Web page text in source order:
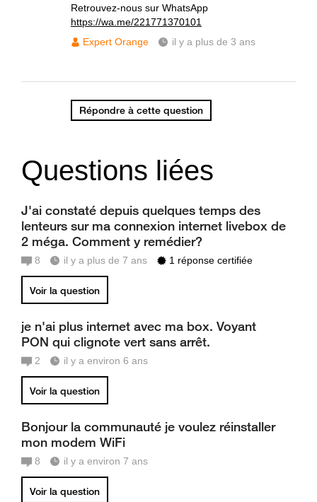
Retrouvez-nous sur WhatsApp
https://wa.me/221771370101
Expert Orange
il y a plus de 3 ans
Répondre à cette question
Questions liées
J'ai constaté depuis quelques temps des
lenteurs sur ma connexion internet livebox de
2 méga. Comment y remédier?
8 il y a plus de 7 ans 1 réponse certifiée
Voir la question
je n'ai plus internet avec ma box. Voyant
PON qui clignote vert sans arrêt.
2 il y a environ 6 ans
Voir la question
Bonjour la communauté je voulez réinstaller
mon modem WiFi
8 il y a environ 7 ans
Voir la question